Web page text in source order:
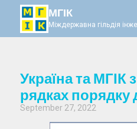
МГІК
Міждержавна гільдія
Україна та МГІК
рядках порядку
September 27, 2022